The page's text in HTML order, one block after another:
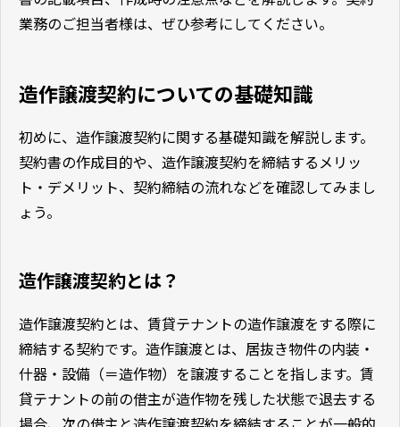
業務のご担当者様は、ぜひ参考にしてください。
造作譲渡契約についての基礎知識
初めに、造作譲渡契約に関する基礎知識を解説します。
契約書の作成目的や、造作譲渡契約を締結するメリッ
ト・デメリット、契約締結の流れなどを確認してみまし
ょう。
造作譲渡契約とは？
造作譲渡契約とは、賃貸テナントの造作譲渡をする際に
締結する契約です。造作譲渡とは、居抜き物件の内装・
什器・設備（＝造作物）を譲渡することを指します。賃
貸テナントの前の借主が造作物を残した状態で退去する